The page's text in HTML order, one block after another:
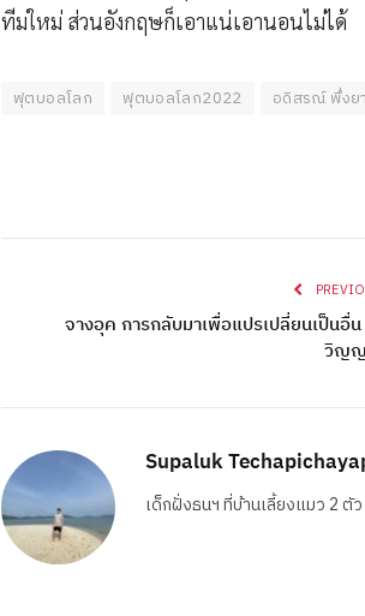
ทีมใหม่ ส่วนอังกฤษก็เอาแน่เอานอนไม่ได้
ฟุตบอลโลก ฟุตบอลโลก2022 อดิสรณ์ พึ่งยา
จางอุค การกลับมาเพื่อแปรเปลี่ยนเป็นอื่
วิญ
Supaluk
เด็กฝั่งธนฯ ที่บ้านเลี้ยงแมว 2